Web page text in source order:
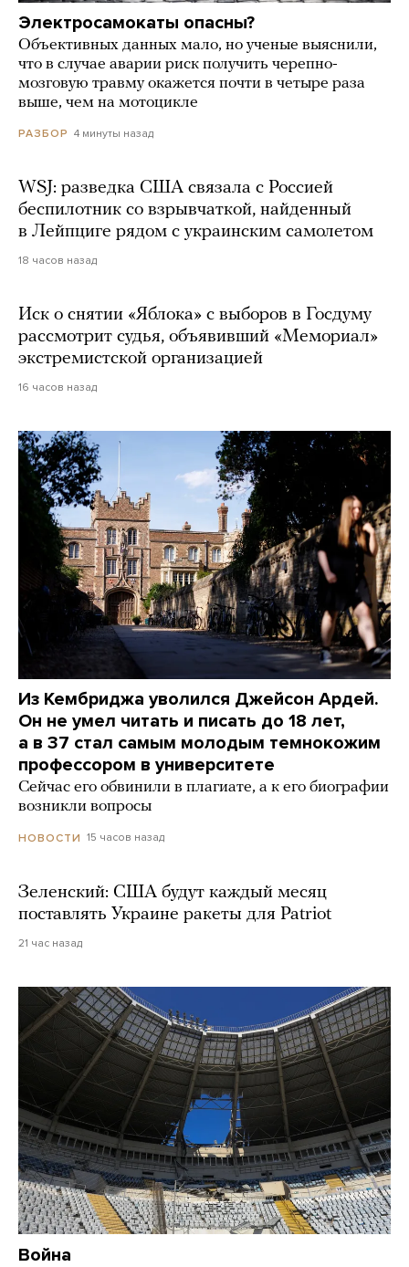
Электросамокаты опасны?
Объективных данных мало, но ученые выяснили,
что в случае аварии риск получить черепно-
мозговую травму окажется почти в четыре раза
выше, чем на мотоцикле
РАЗБОР 4 минуты назад
WSJ: разведка США связала с Россией
беспилотник со взрывчаткой, найденный
в Лейпциге рядом с украинским самолетом
18 часов назад
Иск о снятии «Яблока» с выборов в Госдуму
рассмотрит судья, объявивший «Мемориал»
экстремистской организацией
16 часов назад
Из Кембриджа уволился Джейсон Ардей.
Он не умел читать и писать до 18 лет,
а в 37 стал самым молодым темнокожим
профессором в университете
Сейчас его обвинили в плагиате, а к его биографии
возникли вопросы
НОВОСТИ 15 часов назад
Зеленский: США будут каждый месяц
поставлять Украине ракеты для Patriot
21 час назад
Война